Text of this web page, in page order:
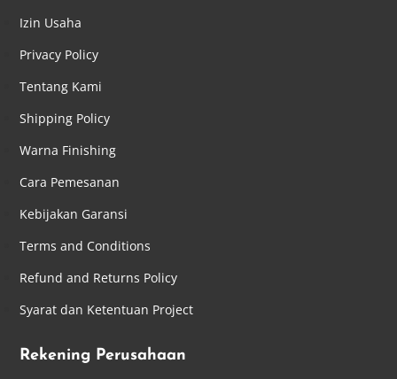
Izin Usaha
Privacy Policy
Tentang Kami
Shipping Policy
Warna Finishing
Cara Pemesanan
Kebijakan Garansi
Terms and Conditions
Refund and Returns Policy
Syarat dan Ketentuan Project
Rekening Perusahaan